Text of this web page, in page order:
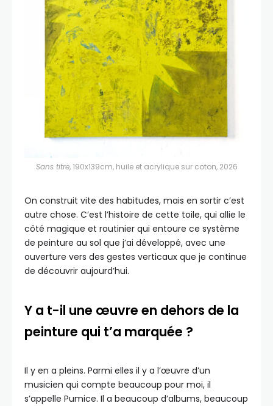
Sans titre, 190x139cm, huile et acrylique sur coton, 2026
On construit vite des habitudes, mais en sortir c’est
autre chose. C’est l’histoire de cette toile, qui allie le
côté magique et routinier qui entoure ce système
de peinture au sol que j’ai développé, avec une
ouverture vers des gestes verticaux que je continue
de découvrir aujourd’hui.
Y a t-il une œuvre en dehors de la
peinture qui t’a marquée ?
Il y en a pleins. Parmi elles il y a l’œuvre d’un
musicien qui compte beaucoup pour moi, il
s’appelle Pumice. Il a beaucoup d’albums, beaucoup